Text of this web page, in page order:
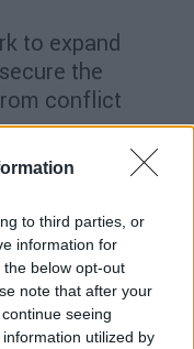
to third parties, or
information for
below opt-out
note that after your
seeing
utilized by
to expand
the
conflict
the better
Russia, and
27, 2022